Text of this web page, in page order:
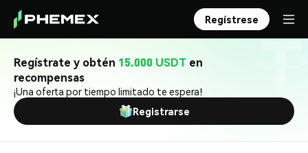
Regístrese
Regístrate y obtén 15.000 USDT en
recompensas
¡Una oferta por tiempo limitado te espera!
Registrarse